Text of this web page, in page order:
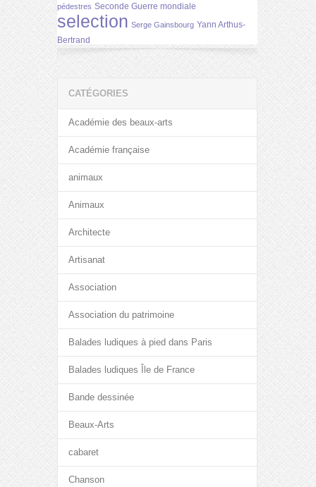
pédestres Seconde Guerre mondiale
selection Serge Gainsbourg Yann Arthus-
Bertrand
CATÉGORIES
Académie des beaux-arts
Académie française
animaux
Animaux
Architecte
Artisanat
Association
Association du patrimoine
Balades ludiques à pied dans Paris
Balades ludiques Île de France
Bande dessinée
Beaux-Arts
cabaret
Chanson